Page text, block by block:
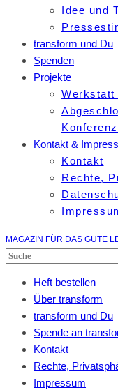
Idee und
transform und Du
Spenden
Projekte
Werkstatt
Kontakt &
Kontakt
Rechte,
MAGAZIN FÜR DAS GUTE
Heft bestellen
Über transform
transform und Du
Spende an
Kontakt
Rechte,
Impressum